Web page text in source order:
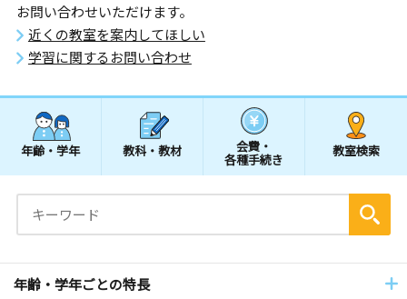
お問い合わせいただけます。
近くの教室を案内してほしい
学習に関するお問い合わせ
年齢・学年 教科・教材 会費・
各種手続き
教室検索
年齢・学年ごとの特長